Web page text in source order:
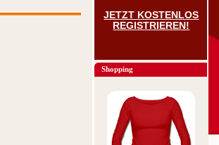
JETZT KOSTENLOS
REGISTRIEREN!
Shopping